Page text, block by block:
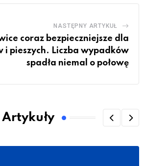
NASTĘPNY ARTYKUŁ
coraz bezpieczniejsze dla
i pieszych. Liczba wypadków
spadła niemal o połowę